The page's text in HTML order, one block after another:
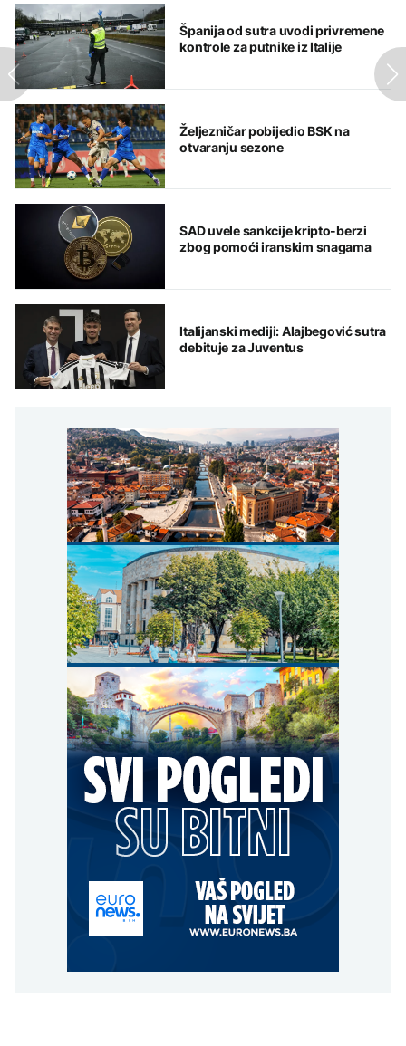
Španija od sutra uvodi privremene
kontrole za putnike iz Italije
Željezničar pobijedio BSK na
otvaranju sezone
SAD uvele sankcije kripto-berzi
zbog pomoći iranskim snagama
Italijanski mediji: Alajbegović sutra
debituje za Juventus